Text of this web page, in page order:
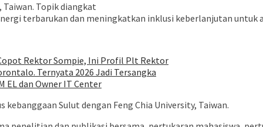
Topik diangkat
terbarukan dan meningkatkan inklusi keberlanjutan untuk
Rektor Sompie, Ini Profil Plt Rektor
Ternyata 2026 Jadi Tersangka
EL dan Owner IT Center
Sulut dengan Feng Chia University, Taiwan.